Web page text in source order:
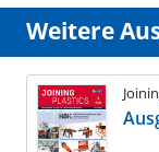
Weitere